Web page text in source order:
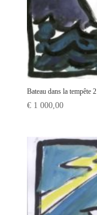
Bateau dans la tempête 2
€1 000,00